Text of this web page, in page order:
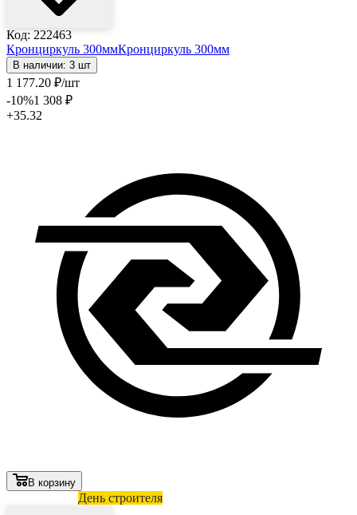
Код: 222463
Кронциркуль 300ммКронциркуль 300мм
В наличии: 3 шт
1 177.20 ₽/шт
-10%1 308 ₽
+35.32
В корзину
День строителя